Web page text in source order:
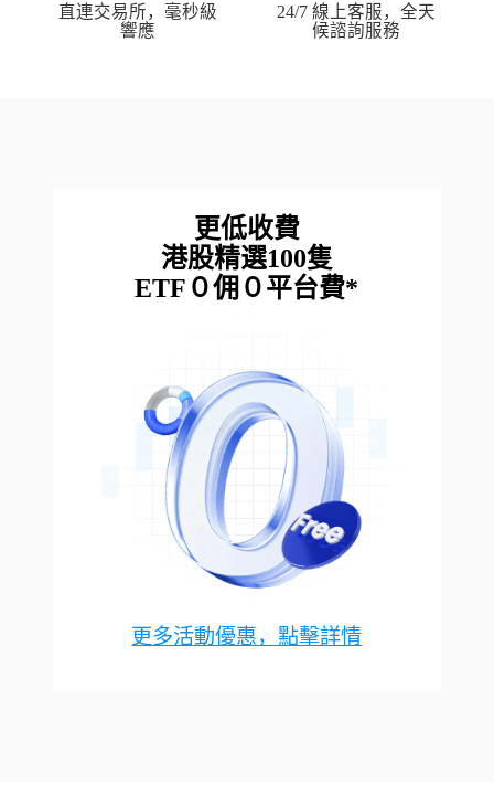
直連交易所，毫秒級
響應
24/7 線上客服，全天
候諮詢服務
更低收費
港股精選100隻
ETF０佣０平台費*
更多活動優惠，點擊詳情